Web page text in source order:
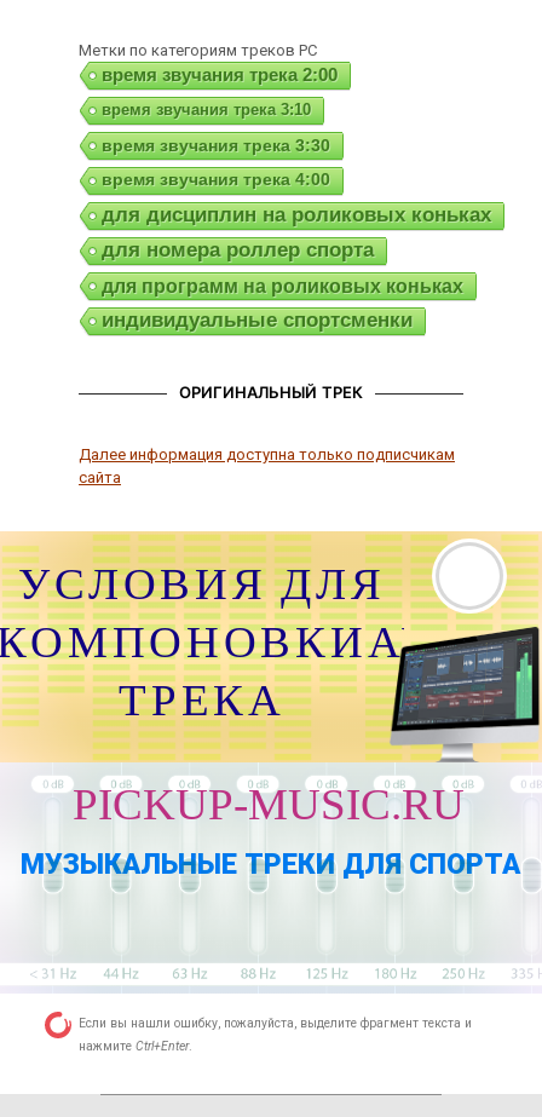
Метки по категориям треков РС
время звучания трека 2:00
время звучания трека 3:10
время звучания трека 3:30
время звучания трека 4:00
для дисциплин на роликовых коньках
для номера роллер спорта
для программ на роликовых коньках
индивидуальные спортсменки
ОРИГИНАЛЬНЫЙ ТРЕК
Далее информация доступна только подписчикам
сайта
УСЛОВИЯ ДЛЯ
ТРЕКА
PICKUP-MUSIC.RU
МУЗЫКАЛЬНЫЕ ТРЕКИ ДЛЯ СПОРТА
Если вы нашли ошибку, пожалуйста, выделите фрагмент текста и
нажмите Ctrl+Enter.